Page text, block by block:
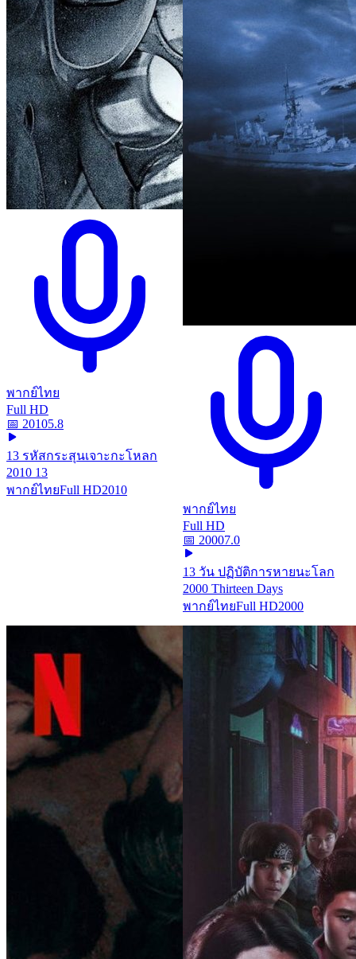
พากย์ไทย
Full HD
📅 20105.8
13 รหัสกระสุนเจาะกะโหลก
2010 13
พากย์ไทยFull HD2010
พากย์ไทย
Full HD
📅 20007.0
13 วัน ปฏิบัติการหายนะโลก
2000 Thirteen Days
พากย์ไทยFull HD2000